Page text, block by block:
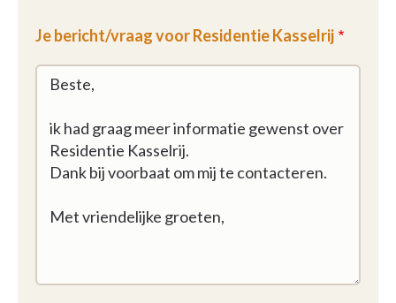
Je bericht/vraag voor Residentie Kasselrij